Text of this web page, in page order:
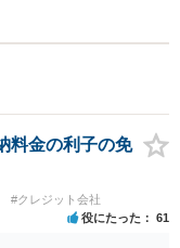
んな問
料金の利子の免
#クレジット会社
役にたった 61